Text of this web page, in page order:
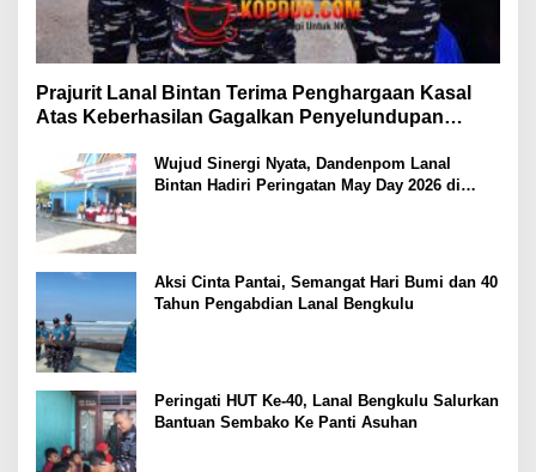
Prajurit Lanal Bintan Terima Penghargaan Kasal
Atas Keberhasilan Gagalkan Penyelundupan
Wujud Sinergi Nyata, Dandenpom Lanal
Bintan Hadiri Peringatan May Day 2026 di
Aksi Cinta Pantai, Semangat Hari Bumi dan 40
Tahun Pengabdian Lanal Bengkulu
Peringati HUT Ke-40, Lanal Bengkulu Salurkan
Bantuan Sembako Ke Panti Asuhan